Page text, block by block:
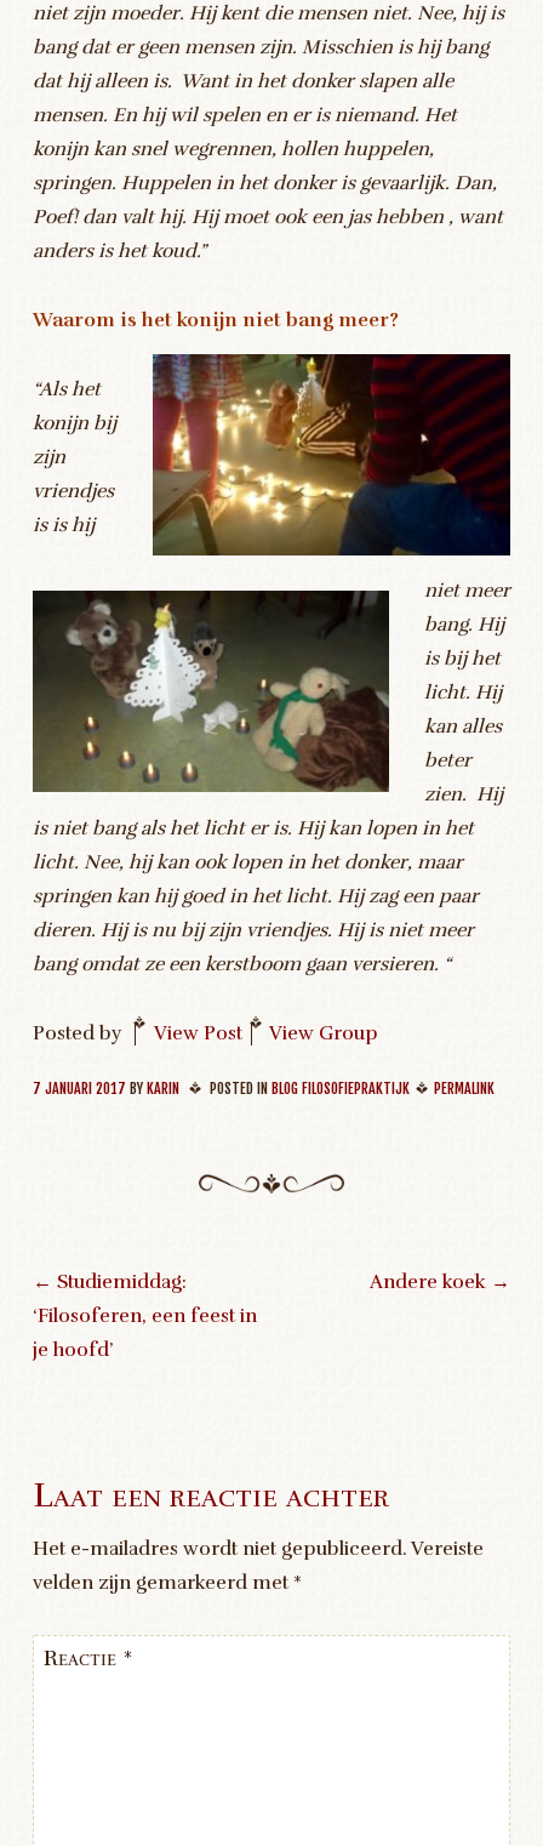
niet zijn moeder. Hij kent die mensen niet. Nee, hij is
bang dat er geen mensen zijn. Misschien is hij bang
dat hij alleen is. Want in het donker slapen alle
mensen. En hij wil spelen en er is niemand. Het
konijn kan snel wegrennen, hollen huppelen,
springen. Huppelen in het donker is gevaarlijk. Dan,
Poef! dan valt hij. Hij moet ook een jas hebben , want
anders is het koud.”
Waarom is het konijn niet bang meer?
“Als het
konijn bij
zijn
vriendjes
is is hij
niet meer
bang. Hij
is bij het
licht. Hij
kan alles
beter
zien. Hij
is niet bang als het licht er is. Hij kan lopen in het
licht. Nee, hij kan ook lopen in het donker, maar
springen kan hij goed in het licht. Hij zag een paar
dieren. Hij is nu bij zijn vriendjes. Hij is niet meer
bang omdat ze een kerstboom gaan versieren. “
Posted by | View Post | View Group
7 JANUARI 2017 BY KARIN POSTED IN BLOG FILOSOFIEPRAKTIJK PERMALINK
Post navigation
← Studiemiddag:
‘Filosoferen, een feest in
je hoofd’
Andere koek →
Laat een reactie achter
Het e-mailadres wordt niet gepubliceerd.Vereiste
velden zijn gemarkeerd met *
Reactie *